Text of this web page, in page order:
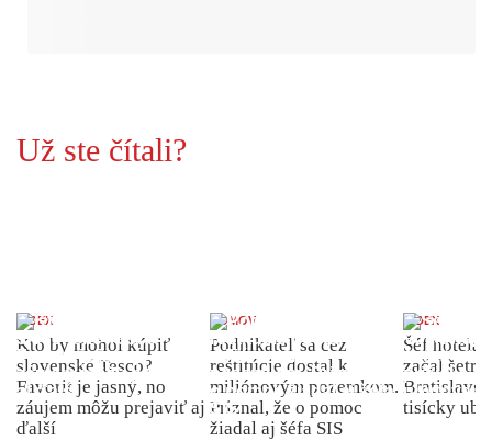
Už ste čítali?
INDEX
Kto by mohol kúpiť
slovenské Tesco?
Favorit je jasný, no
záujem môžu prejaviť aj
ďalší
DOMOV
Podnikateľ sa cez
reštitúcie dostal k
miliónovým pozemkom.
Priznal, že o pomoc
žiadal aj šéfa SIS
INDEX
Šéf
začal
Bratislave
tisícky